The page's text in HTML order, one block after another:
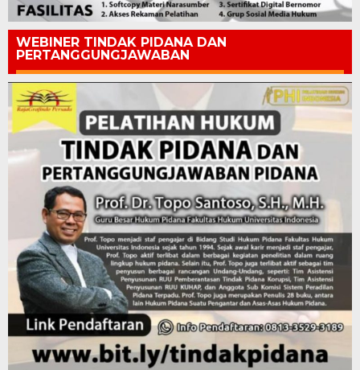
WEBINER TINDAK PIDANA DAN
PERTANGGUNGJAWABAN